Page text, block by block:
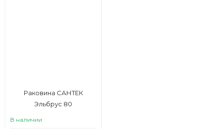
Раковина САНТЕК
Эльбрус 80
В наличии